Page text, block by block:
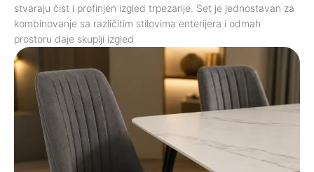
stvaraju čist i profinjen izgled trpezarije. Set je jednostavan za
kombinovanje sa različitim stilovima enterijera i odmah
prostoru daje skuplji izgled